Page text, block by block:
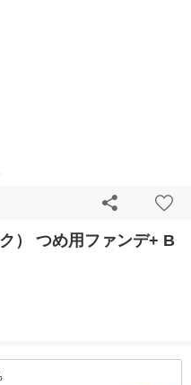
） つめ用ファンデ+ B